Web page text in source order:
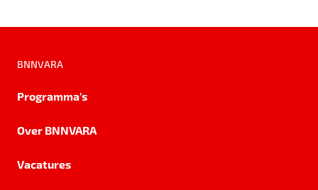
BNNVARA
Programma's
Over BNNVARA
Vacatures